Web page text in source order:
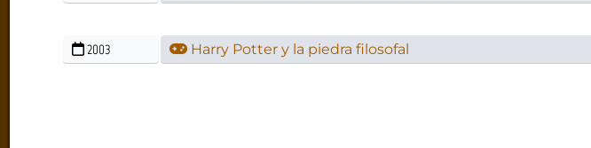
2003 Harry Potter y la piedra filosofal